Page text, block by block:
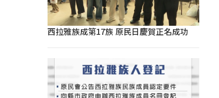
西拉雅族成第17族 原民日慶賀正名成功